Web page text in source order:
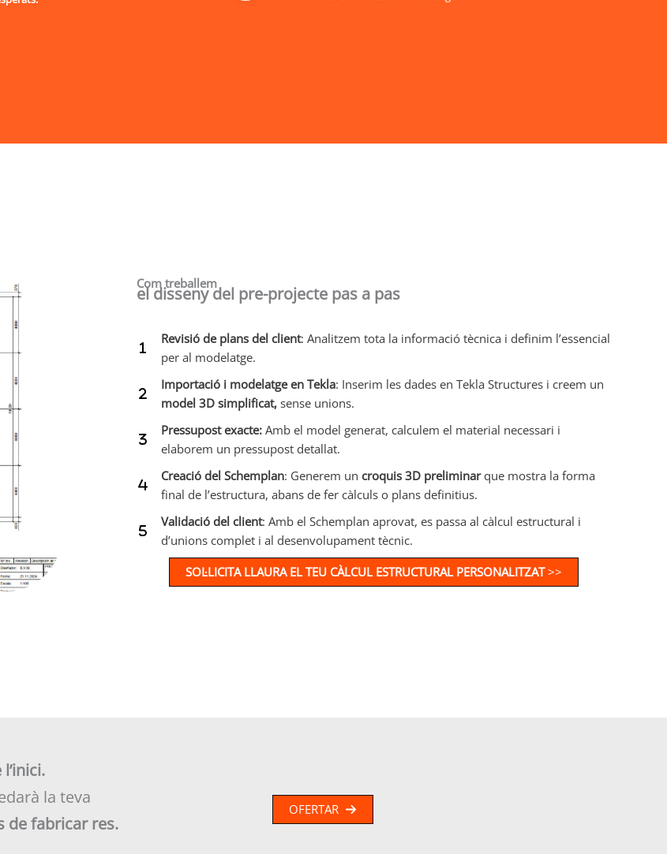
Com treballem
el disseny del pre-projecte pas a pas
Revisió de plans del client: Analitzem tota la informació tècnica i definim l’essencial
per al modelatge.
Importació i modelatge en Tekla: Inserim les dades en Tekla Structures i creem un
model 3D simplificat, sense unions.
Pressupost exacte: Amb el model generat, calculem el material necessari i
elaborem un pressupost detallat.
Creació del Schemplan: Generem un croquis 3D preliminarque mostra la forma
final de l’estructura, abans de fer càlculs o plans definitius.
Validació del client: Amb el Schemplan aprovat, es passa al càlcul estructural i
d’unions complet i al desenvolupament tècnic.
SOL·LICITA LLAURA EL TEU CÀLCUL ESTRUCTURAL PERSONALITZAT>>
la teva
de fabricar res.
OFERTAR